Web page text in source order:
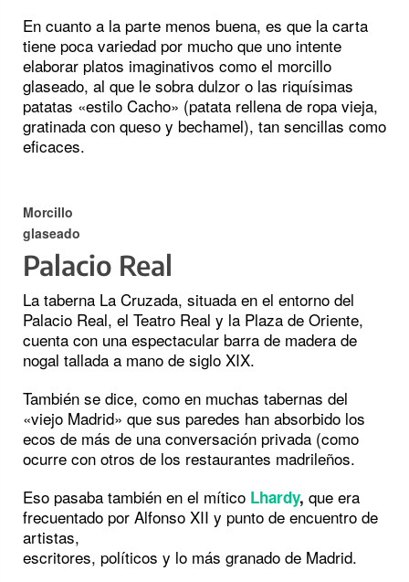
En cuanto a la parte menos buena, es que la carta
tiene poca variedad por mucho que uno intente
elaborar platos imaginativos como el morcillo
glaseado, al que le sobra dulzor o las riquísimas
patatas «estilo Cacho» (patata rellena de ropa vieja,
gratinada con queso y bechamel), tan sencillas como
eficaces.
Morcillo
glaseado
Palacio Real
La taberna La Cruzada, situada en el entorno del
Palacio Real, el Teatro Real y la Plaza de Oriente,
cuenta con una espectacular barra de madera de
nogal tallada a mano de siglo XIX.
También se dice, como en muchas tabernas del
«viejo Madrid» que sus paredes han absorbido los
ecos de más de una conversación privada (como
ocurre con otros de los restaurantes madrileños.
Eso pasaba también en el mítico Lhardy, que era
frecuentado por Alfonso XII y punto de encuentro de
artistas,
escritores, políticos y lo más granado de Madrid.